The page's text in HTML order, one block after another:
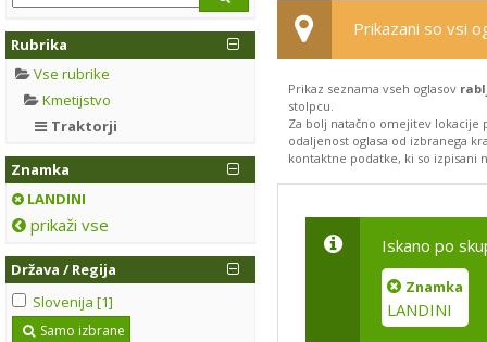
Rubrika
Vse rubrike
Kmetijstvo
Traktorji
Znamka
LANDINI
prikaži vse
Država / Regija
Slovenija [1]
Samo izbrane
Prikazani so vsi
Prikaz seznama vseh oglasov
stolpcu.
Za bolj natačno omejitev lokacije
odaljenost oglasa od izbranega
kontaktne podatke, ki so izpisani
Iskano po
Znamka
LANDINI